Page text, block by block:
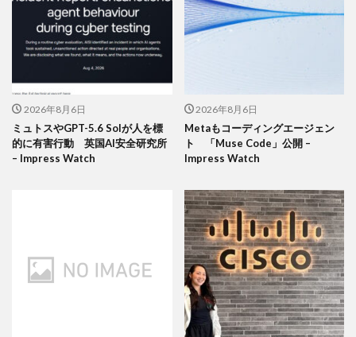
2026年8月6日
ミュトスやGPT-5.6 Solが人を標
的に有害行動 英国AI安全研究所
– Impress Watch
2026年8月6日
Metaもコーディングエージェン
ト 「Muse Code」公開 –
Impress Watch